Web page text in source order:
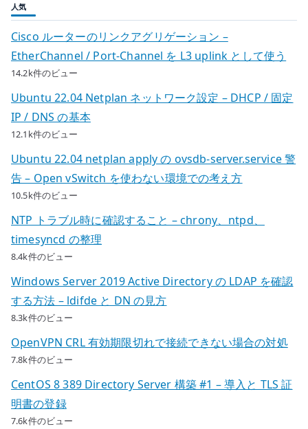
人気
Cisco ルーターのリンクアグリゲーション –
EtherChannel / Port-Channel を L3 uplink として使う
14.2k件のビュー
Ubuntu 22.04 Netplan ネットワーク設定 – DHCP / 固定
IP / DNS の基本
12.1k件のビュー
Ubuntu 22.04 netplan apply の ovsdb-server.service 警
告 – Open vSwitch を使わない環境での考え方
10.5k件のビュー
NTP トラブル時に確認すること – chrony、ntpd、
timesyncd の整理
8.4k件のビュー
Windows Server 2019 Active Directory の LDAP を確認
する方法 – ldifde と DN の見方
8.3k件のビュー
OpenVPN CRL 有効期限切れで接続できない場合の対処
7.8k件のビュー
CentOS 8 389 Directory Server 構築 #1 – 導入と TLS 証
明書の登録
7.6k件のビュー